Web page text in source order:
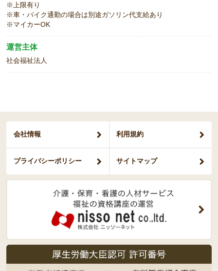
※上限有り
※車・バイク通勤の場合は別途ガソリン代支給あり
※マイカーOK
運営主体
社会福祉法人
会社情報 利用規約
プライバシーポリシー サイトマップ